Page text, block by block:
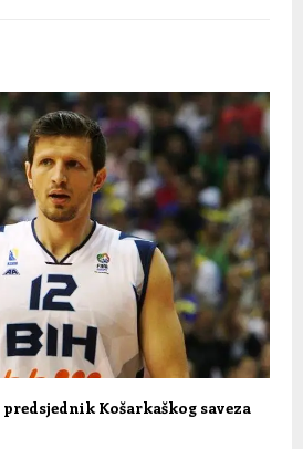
Košarkaškog saveza